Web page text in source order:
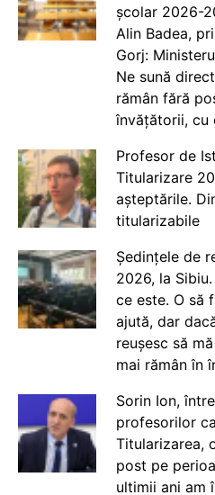
școlar 2026-
Alin Badea,
Gorj:
Ne sună
rămân fără
învățătorii, cu
Profesor de
Titularizare
așteptările.
titularizabile
Ședințele de
2026, la
ce este. O să
ajută, dar
reușesc să
mai rămân în
Sorin Ion,
profesorilor
Titularizarea,
post pe
ultimii ani am